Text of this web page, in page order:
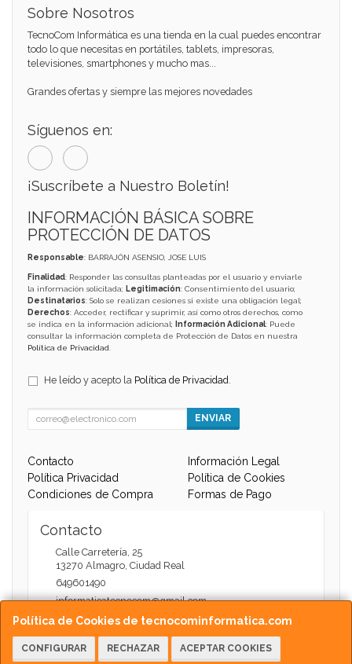
Política de Cookies de tecnocominformatica.com
CONFIGURAR RECHAZAR ACEPTAR COOKIES
Sobre Nosotros
TecnoCom Informática es una tienda en la cual puedes encontrar
todo lo que necesitas en portátiles, tablets, impresoras,
televisiones, smartphones y mucho mas...
Grandes ofertas y siempre las mejores novedades
Síguenos en:
¡Suscríbete a Nuestro Boletín!
INFORMACIÓN BÁSICA SOBRE
PROTECCIÓN DE DATOS
Responsable: BARRAJÓN ASENSIO, JOSE LUIS
Finalidad: Responder las consultas planteadas por el usuario y enviarle
la información solicitada; Legitimación: Consentimiento del usuario;
Destinatarios: Solo se realizan cesiones si existe una obligación legal;
Derechos: Acceder, rectificar y suprimir, así como otros derechos, como
se indica en la información adicional;
Información Adicional: Puede
consultar la información completa de Protección de Datos en nuestra
Política de Privacidad
He leído y acepto la Política de Privacidad.
ENVIAR
Contacto
Información Legal
Política Privacidad
Política de Cookies
Condiciones de Compra
Formas de Pago
Contacto
Calle Carretería, 25
13270 Almagro, Ciudad Real
649601490
informaticatecnocom@gmail.com
Horario